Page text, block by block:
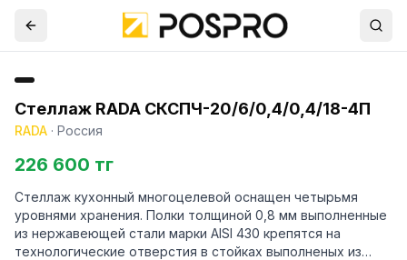
Стеллаж RADA СКСПЧ-20/6/0,4/0,4/18-4П
RADA · Россия
226 600 тг
Стеллаж кухонный многоцелевой оснащен четырьмя
уровнями хранения. Полки толщиной 0,8 мм выполненные
из нержавеющей стали марки AISI 430 крепятся на
технологические отверстия в стойках выполненых из